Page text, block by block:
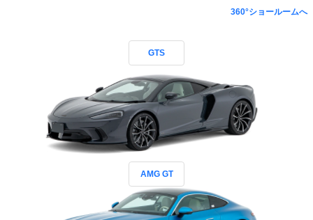
360°ショールームへ
GTS
AMG GT